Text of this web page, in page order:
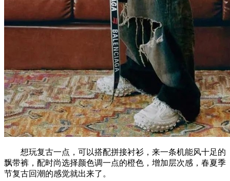
想玩复古一点，可以搭配拼接衬衫，来一条机能风十足的
飘带裤，配时尚选择颜色调一点的橙色，增加层次感，春夏季
节复古回潮的感觉就出来了。